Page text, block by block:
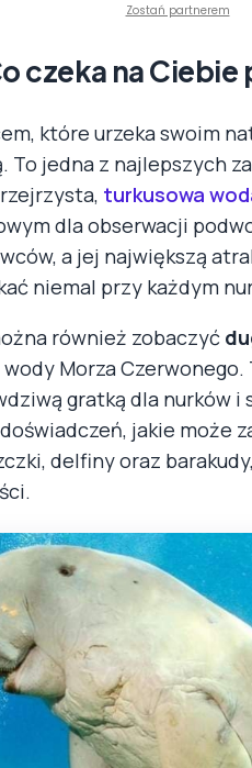
Zostań partnerem
czeka na
które urzeka swoim
To jedna z najlepszych
turkusowa
dla obserwacji
a jej największą
niemal przy każdym
również zobaczyć
Morza
gratką dla
jakie może
delfiny oraz